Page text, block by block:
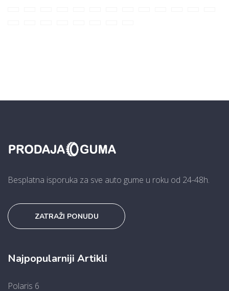
Besplatna isporuka za sve auto gume u roku od 24-48h.
ZATRAŽI PONUDU
Najpopularniji Artikli
Polaris 6